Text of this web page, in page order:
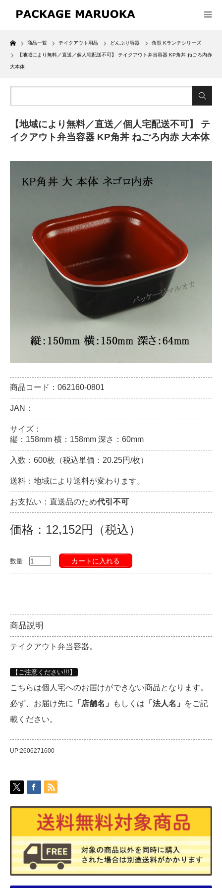
Home
商品一覧 テイクアウト用品 どんぶり容器 角型 Kランチシリーズ
【地域により無料／直送／個人宅配送不可】 テイクアウト弁当容器 KP角丼 ねごろ内赤
大本体
【地域により無料／直送／個人宅配送不可】 テ
イクアウト弁当容器 KP角丼 ねごろ内赤 大本体
商品コード：062160-0801
JAN：
サイズ：
縦：158mm 横：158mm 深さ：60mm
入数：600枚（税込単価：20.25円/枚）
送料：地域により送料が変わります。
お支払い：直送品のため代引不可
価格：12,152円（税込）
数量 カートに入れる
商品説明
テイクアウト弁当容器。
【ご注意ください!!!】
こちらは個人宅へのお届けができない商品となります。
必ず、お届け先に
「店舗名」 もしくは 「法人名」
をご記
載ください。
UP:2606271600